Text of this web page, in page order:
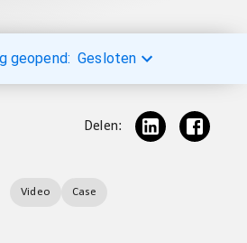
geopend: Gesloten
Delen:
Video Case